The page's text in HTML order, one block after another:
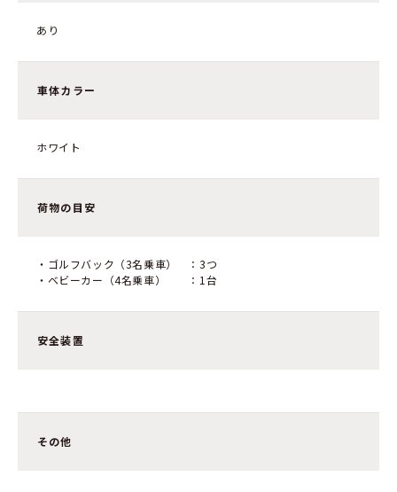
あり
車体カラー
ホワイト
荷物の目安
・ゴルフバック（3名乗車） ：3つ
・ベビーカー（4名乗車） ：1台
安全装置
その他